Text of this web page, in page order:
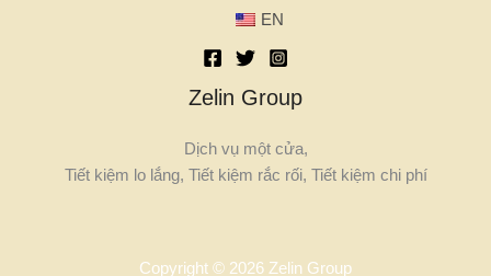
EN
Zelin Group
Dịch vụ một cửa,
Tiết kiệm lo lắng, Tiết kiệm rắc rối, Tiết kiệm chi phí
Copyright © 2026 Zelin Group